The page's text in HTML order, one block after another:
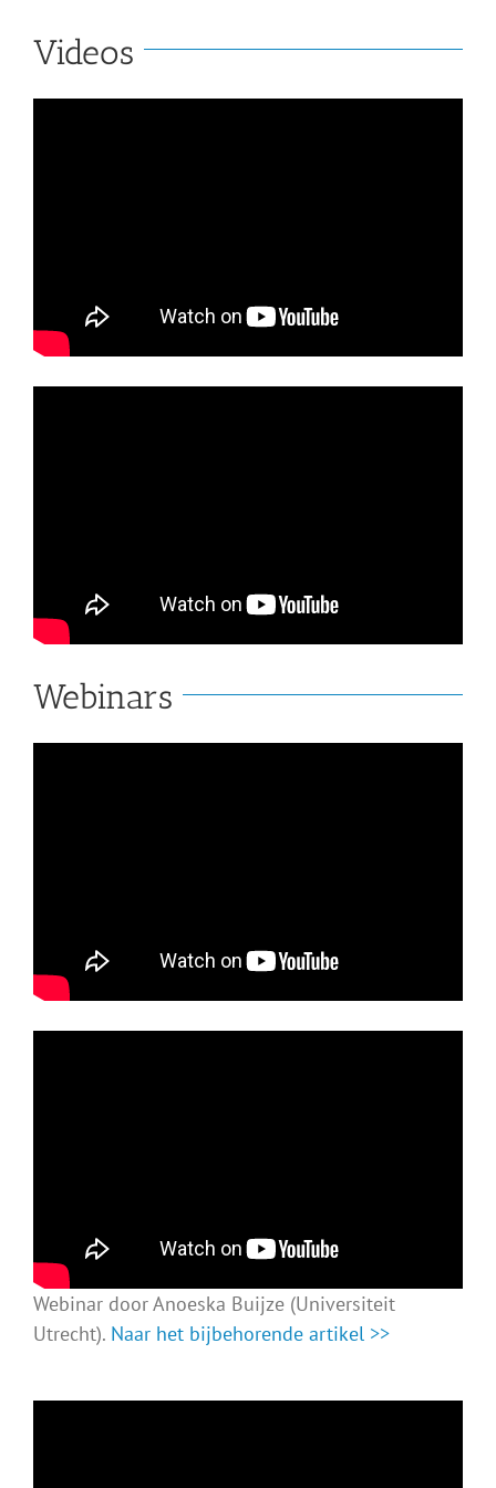
Videos
Webinars
Webinar door Anoeska Buijze (Universiteit
Utrecht). Naar het bijbehorende artikel >>